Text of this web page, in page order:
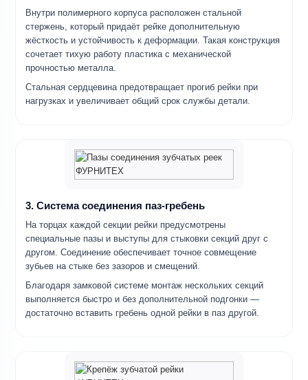
Внутри полимерного корпуса расположен стальной
стержень, который придаёт рейке дополнительную
жёсткость и устойчивость к деформации. Такая конструкция
сочетает тихую работу пластика с механической
прочностью металла.
Стальная сердцевина предотвращает прогиб рейки при
нагрузках и увеличивает общий срок службы детали.
3. Система соединения паз-гребень
На торцах каждой секции рейки предусмотрены
специальные пазы и выступы для стыковки секций друг с
другом. Соединение обеспечивает точное совмещение
зубьев на стыке без зазоров и смещений.
Благодаря замковой системе монтаж нескольких секций
выполняется быстро и без дополнительной подгонки —
достаточно вставить гребень одной рейки в паз другой.